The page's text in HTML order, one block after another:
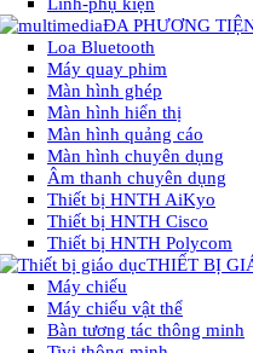
ĐA PHƯƠNG
Loa Bluetooth
Máy quay phim
Màn hình ghép
Màn hình hiển thị
Màn hình quảng cáo
Màn hình chuyên dụng
Âm thanh chuyên dụng
Thiết bị HNTH AiKyo
Thiết bị HNTH Cisco
Thiết bị HNTH Polycom
THIẾT BỊ
Máy chiếu
Máy chiếu vật thể
Bàn tương tác thông minh